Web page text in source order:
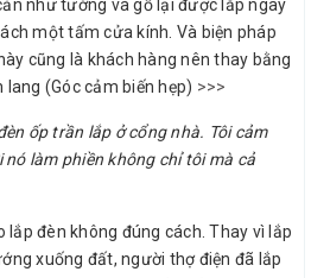
như tường và gỗ lại được lắp ngay
một tấm cửa kính. Và biện pháp
cũng là khách hàng nên thay bằng
(Góc cảm biến hẹp) >>>
ốp trần lắp ở cổng nhà. Tôi cảm
làm phiền không chỉ tôi mà cả
lắp đèn không đúng cách. Thay vì lắp
xuống đất, người thợ điện đã lắp